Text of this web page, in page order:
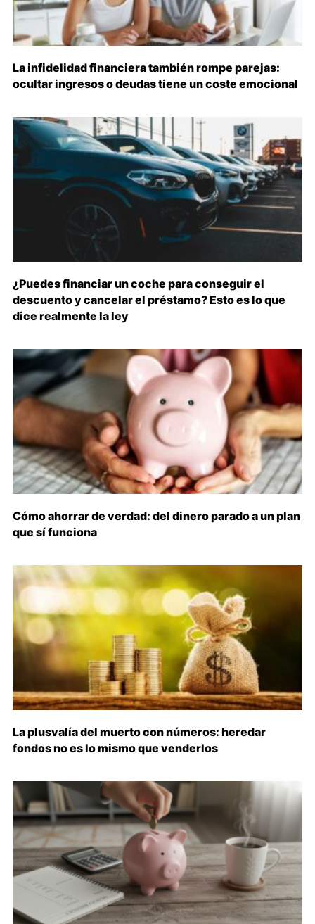
La infidelidad financiera también rompe parejas:
ocultar ingresos o deudas tiene un coste emocional
¿Puedes financiar un coche para conseguir el
descuento y cancelar el préstamo? Esto es lo que
dice realmente la ley
Cómo ahorrar de verdad: del dinero parado a un plan
que sí funciona
La plusvalía del muerto con números: heredar
fondos no es lo mismo que venderlos